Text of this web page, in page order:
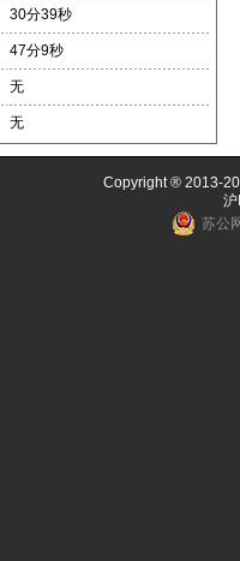
30分39秒
47分9秒
无
无
Copyright ® 2013-
苏公